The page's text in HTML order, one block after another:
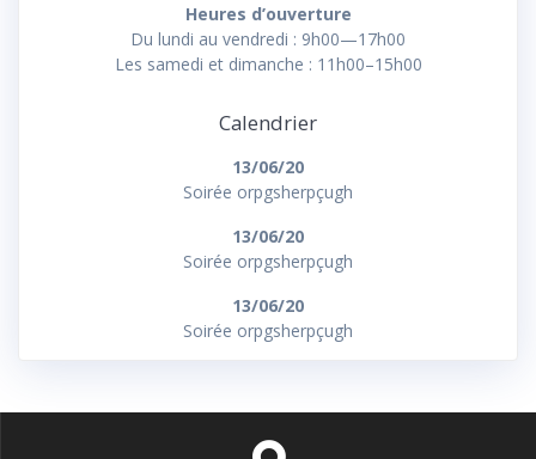
Heures d’ouverture
Du lundi au vendredi : 9h00—17h00
Les samedi et dimanche : 11h00–15h00
Calendrier
13/06/20
Soirée orpgsherpçugh
13/06/20
Soirée orpgsherpçugh
13/06/20
Soirée orpgsherpçugh